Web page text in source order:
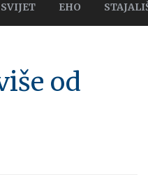
SVIJET EHO
od